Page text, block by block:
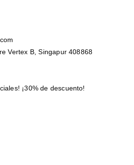
Vertex B, Singapur 408868
¡30% de descuento!